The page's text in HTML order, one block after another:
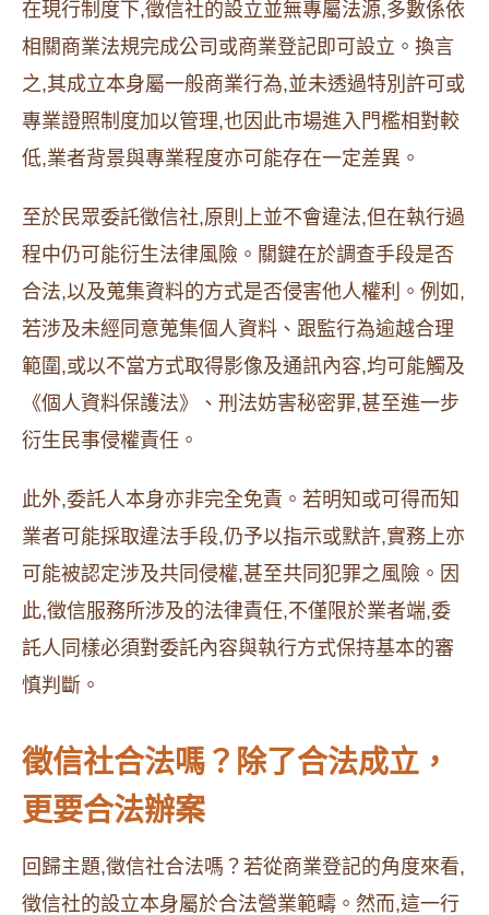
在現行制度下,徵信社的設立並無專屬法源,多數係依
相關商業法規完成公司或商業登記即可設立。換言
之,其成立本身屬一般商業行為,並未透過特別許可或
專業證照制度加以管理,也因此市場進入門檻相對較
低,業者背景與專業程度亦可能存在一定差異。
至於民眾委託徵信社,原則上並不會違法,但在執行過
程中仍可能衍生法律風險。關鍵在於調查手段是否
合法,以及蒐集資料的方式是否侵害他人權利。例如,
若涉及未經同意蒐集個人資料、跟監行為逾越合理
範圍,或以不當方式取得影像及通訊內容,均可能觸及
《個人資料保護法》、刑法妨害秘密罪,甚至進一步
衍生民事侵權責任。
此外,委託人本身亦非完全免責。若明知或可得而知
業者可能採取違法手段,仍予以指示或默許,實務上亦
可能被認定涉及共同侵權,甚至共同犯罪之風險。因
此,徵信服務所涉及的法律責任,不僅限於業者端,委
託人同樣必須對委託內容與執行方式保持基本的審
慎判斷。
徵信社合法嗎？除了合法成立，
更要合法辦案
回歸主題,徵信社合法嗎？若從商業登記的角度來看,
徵信社的設立本身屬於合法營業範疇。然而,這一行